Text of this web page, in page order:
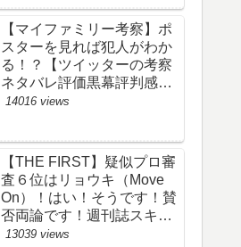
【マイファミリー考察】ポ
スターを見れば犯人がわか
る！？【ツイッターの考察
ネタバレ評価黒幕評判感想
批判原作犯人キャスト脚本
14016 views
【THE FIRST】疑似プロ審
査６位はリョウキ（Move
On）！はい！そうです！賛
否両論です！週刊誌スキャ
ンダルの件も尾を引いてま
13039 views